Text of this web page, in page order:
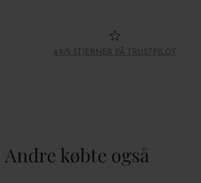
4.9/5 STJERNER PÅ TRUSTPILOT
Andre købte også